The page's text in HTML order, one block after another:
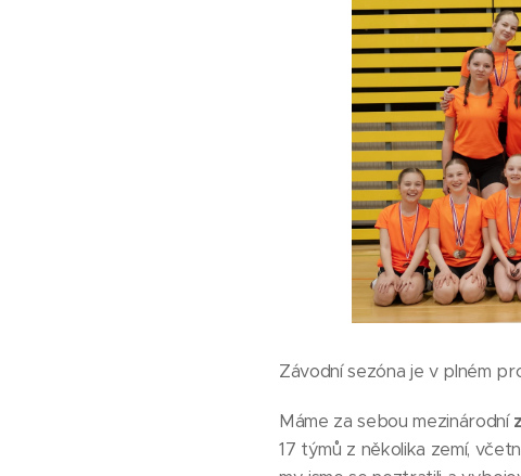
Závodní sezóna je v plném
Máme za sebou mezinárodní
17 týmů z několika zemí,